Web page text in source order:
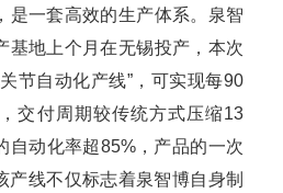
一套高效的生产体系。泉智
基地上个月在无锡投产，本次
节自动化产线”，可实现每90
交付周期较传统方式压缩13
自动化率超85%，产品的一次
产线不仅标志着泉智博自身制